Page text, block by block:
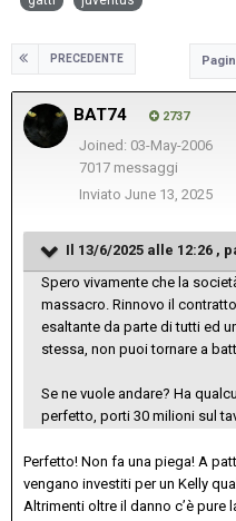
PRECEDENTE
BAT74 2737
Joined: 03-May-2006
7017 messaggi
Inviato June 13, 2025
Il 13/6/2025 alle 12:26 ,
Spero vivamente che la
massacro. Rinnovo il
esaltante da parte di tutti ed
stessa, non puoi tornare a
Se ne vuole andare? Ha
perfetto, porti 30 milioni sul
Perfetto! Non fa una piega! A
vengano investiti per un Kelly
Altrimenti oltre il danno c’è pure